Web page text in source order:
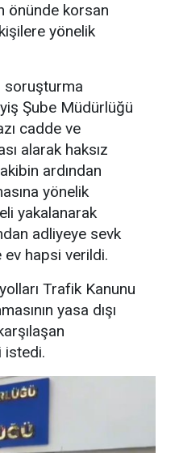
önünde korsan
yönelik
soruşturma
Şube Müdürlüğü
cadde ve
alarak haksız
ardından
yönelik
yakalanarak
adliyeye sevk
ev hapsi verildi.
Trafik Kanunu
yasa dışı
istedi.